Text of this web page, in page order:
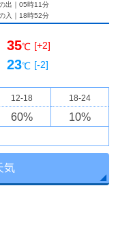
出｜ 05時11分
入｜ 18時52分
35℃ [+2]
23℃ [-2]
12-18 18-24
60% 10%
気